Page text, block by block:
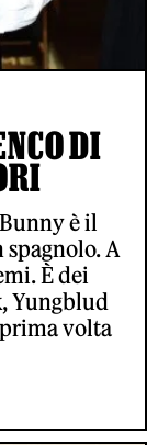
DI
è il
A
È dei
Yungblud
volta